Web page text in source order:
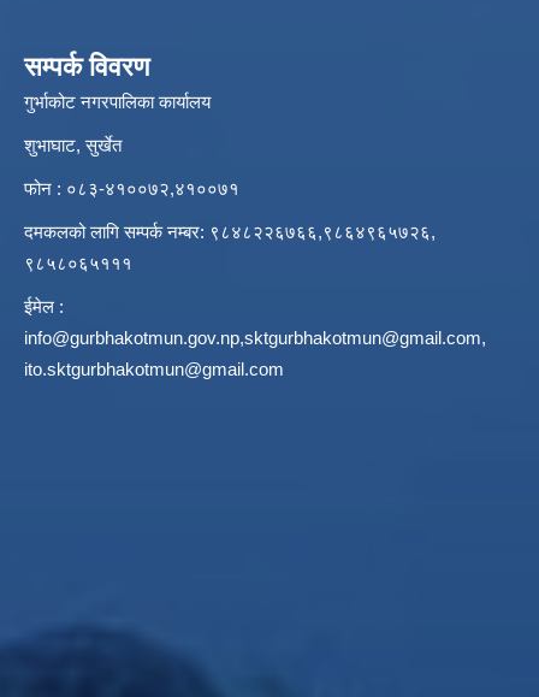
सम्पर्क विवरण
गुर्भाकोट नगरपालिका कार्यालय
शुभाघाट, सुर्खेत
फोन : ०८३-४१००७२,४१००७१
दमकलको लागि सम्पर्क नम्बर: ९८४८२२६७६६,९८६४९६५७२६,
९८५८०६५१११
ईमेल :
info@gurbhakotmun.gov.np,sktgurbhakotmun@gmail.com,
ito.sktgurbhakotmun@gmail.com